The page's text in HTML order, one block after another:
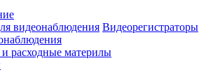
видеонаблюдения Видеорегистраторы
расходные материлы